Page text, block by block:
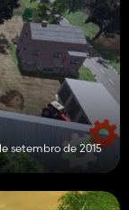
setembro de 2015